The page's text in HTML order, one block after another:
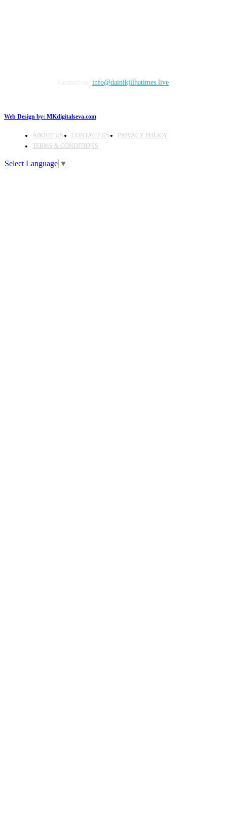
info@dainikjilhatimes.live
Web Design by: MKdigitalseva.com
ABOUT US CONTACT US
PRIVACY POLICY
TERMS & CONDITIONS
Select Language ▼